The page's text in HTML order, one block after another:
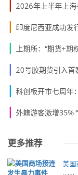
2026年上半年上
印度尼西亚成功发
上期所：“期货+期
20号胶期货引入首
科创板开市七周年
外籍游客激增35%
更多推荐
美国